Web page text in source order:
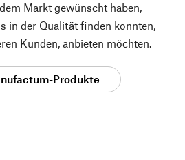
Markt gewünscht haben,
in der Qualität finden konnten,
Kunden, anbieten möchten.
Produkte